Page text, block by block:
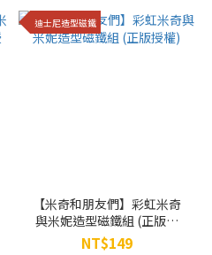
迪士尼造型磁鐵
【米奇和朋友們】彩虹米奇
與米妮造型磁鐵組 (正版授
權)
NT$149